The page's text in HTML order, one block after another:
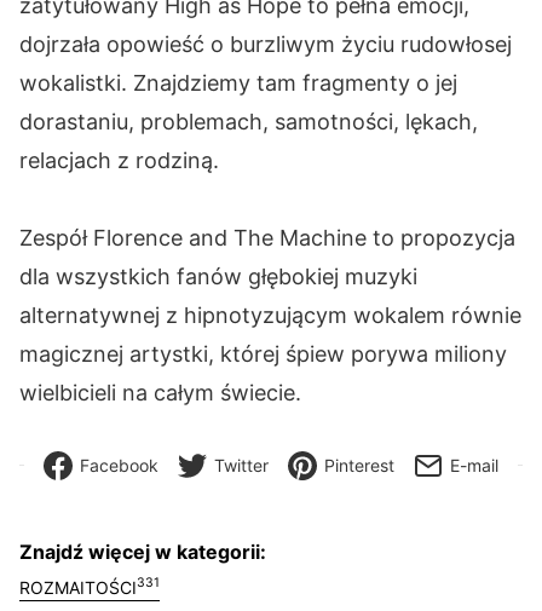
dojrzała opowieść o burzliwym życiu rudowłosej
wokalistki. Znajdziemy tam fragmenty o jej
dorastaniu, problemach, samotności, lękach,
relacjach z rodziną.
Zespół Florence and The Machine to propozycja
dla wszystkich fanów głębokiej muzyki
alternatywnej z hipnotyzującym wokalem równie
magicznej artystki, której śpiew porywa miliony
wielbicieli na całym świecie.
Facebook Twitter Pinterest E-mail
Znajdź więcej w kategorii:
ROZMAITOŚCI331